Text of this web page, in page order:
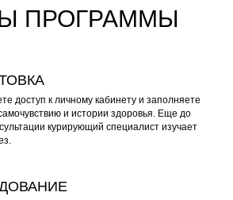
ПРОГРАММЫ
доступ к личному кабинету и заполняете
и истории здоровья. Еще до
курирующий специалист изучает